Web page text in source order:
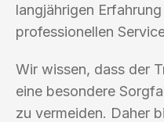
langjährigen
professionellen
Wir wissen, dass der
eine besondere
zu vermeiden. Daher